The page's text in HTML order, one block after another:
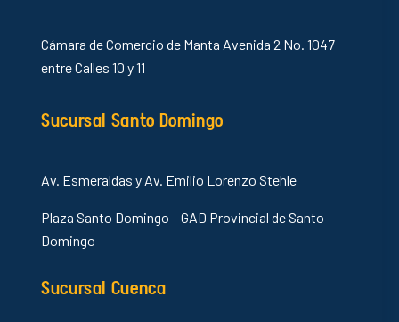
Cámara de Comercio de Manta Avenida 2 No. 1047
entre Calles 10 y 11
Sucursal Santo Domingo
Av. Esmeraldas y Av. Emilio Lorenzo Stehle
Plaza Santo Domingo – GAD Provincial de Santo
Domingo
Sucursal Cuenca